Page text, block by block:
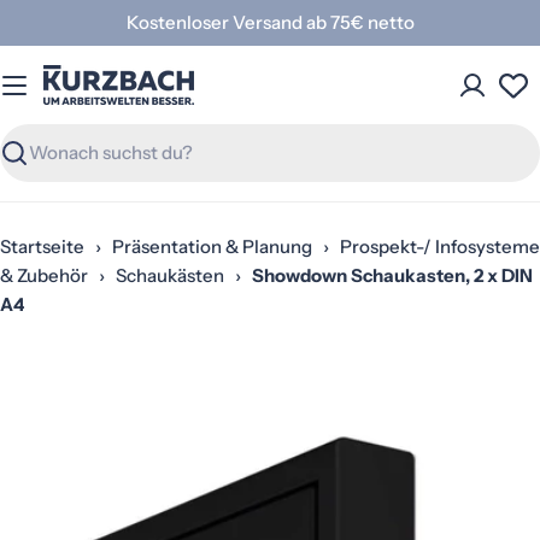
Inhalt
springen
Kostenloser Versand ab 75€ netto
Suchen
Startseite › Präsentation & Planung › Prospekt-/ Infosysteme
& Zubehör › Schaukästen › Showdown Schaukasten, 2 x DIN
A4